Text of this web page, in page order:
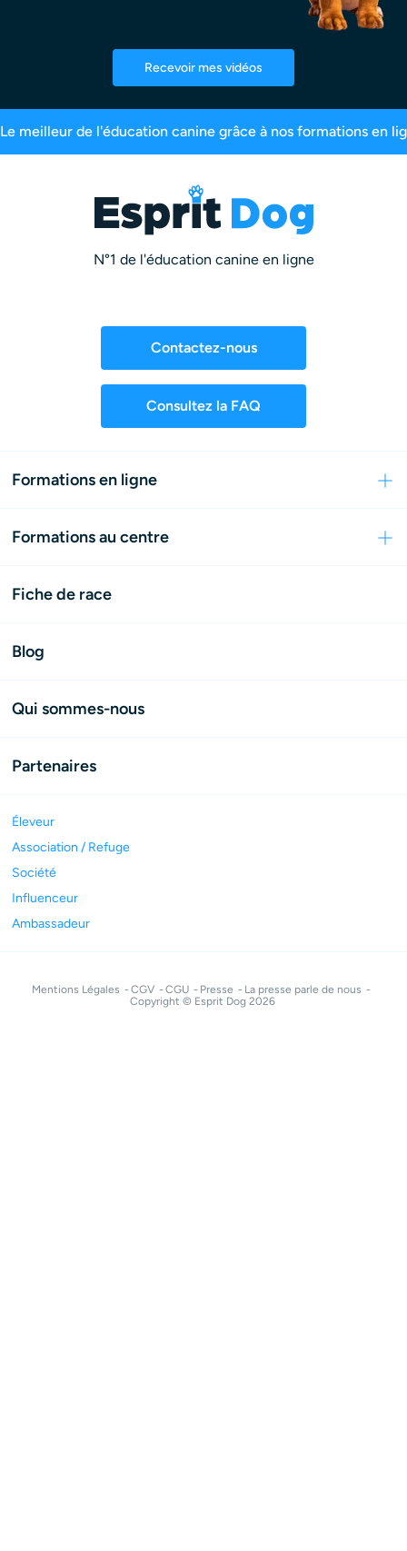
Recevoir mes vidéos
maîtres inscrits 99,6% de satisfaction
N°1 de l'éducation canine en ligne
Contactez-nous
Consultez la FAQ
Formations en ligne
Formations au centre
Fiche de race
Blog
Qui sommes-nous
Partenaires
Éleveur
Association / Refuge
Société
Influenceur
Ambassadeur
Mentions Légales CGV CGU Presse
La presse parle de nous
Copyright © Esprit Dog 2026